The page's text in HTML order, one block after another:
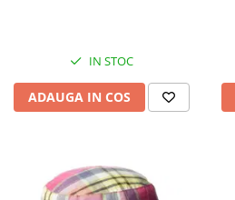
IN STOC
ADAUGA IN COS